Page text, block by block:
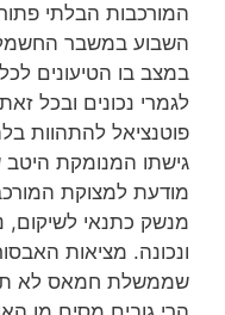
המורכבות הבלתי
השבוע במשבר
במצב בו הטיעונים
לגמרי נכונים ובכל
פוטנציאל להתהוות
גישתו המנומקת היטב
מודעת למצוקת
מנשק כתנאי לשיקום,
ונכונה. מציאות
שממשלת חמאס לא